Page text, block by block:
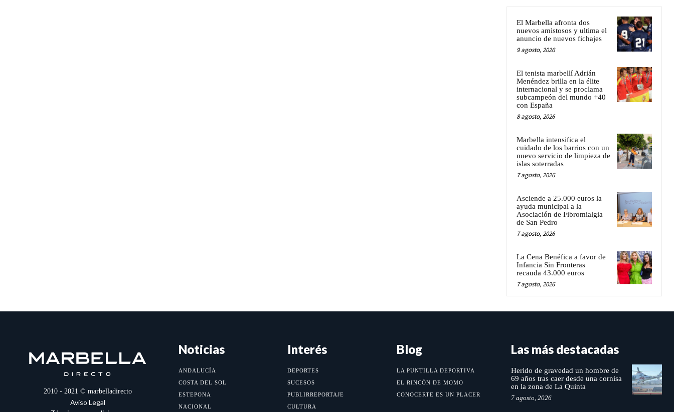
El Marbella afronta dos
nuevos amistosos y ultima el
anuncio de nuevos fichajes
9 agosto, 2026
El tenista marbellí Adrián
Menéndez brilla en la élite
internacional y se proclama
subcampeón del mundo +40
con España
8 agosto, 2026
Marbella intensifica el
cuidado de los barrios con un
nuevo servicio de limpieza de
islas soterradas
7 agosto, 2026
Asciende a 25.000 euros la
ayuda municipal a la
Asociación de Fibromialgia
de San Pedro
7 agosto, 2026
La Cena Benéfica a favor de
Infancia Sin Fronteras
recauda 43.000 euros
7 agosto, 2026
2010 - 2021 © marbelladirecto
Aviso Legal
Noticias
ANDALUCÍA
COSTA DEL SOL
ESTEPONA
NACIONAL
Interés
DEPORTES
SUCESOS
PUBLIRREPORTAJE
CULTURA
Blog
LA PUNTILLA DEPORTIVA
EL RINCÓN DE MOMO
CONOCERTE ES UN PLACER
Las más destacadas
Herido de gravedad un hombre de
69 años tras caer desde una cornisa
en la zona de La Quinta
7 agosto, 2026